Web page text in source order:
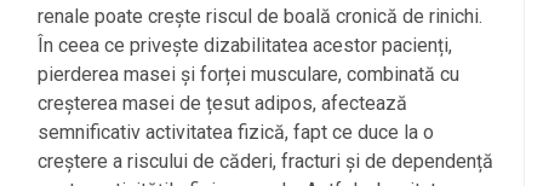
renale poate crește riscul de boală cronică de rinichi.
În ceea ce privește dizabilitatea acestor pacienți,
pierderea masei și forței musculare, combinată cu
creșterea masei de țesut adipos, afectează
semnificativ activitatea fizică, fapt ce duce la o
creștere a riscului de căderi, fracturi și de dependență